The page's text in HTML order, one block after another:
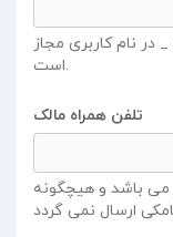
در نام کاربری مجاز
است.
تلفن همراه مالک
باشد و هیچگونه